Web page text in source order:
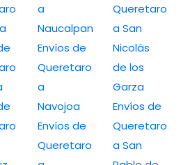
a
Naucalpan
Envíos de
Queretaro
a
Navojoa
Envíos de
Queretaro
Queretaro
a San
Nicolás
de los
Garza
Envíos de
Queretaro
a San